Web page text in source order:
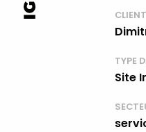
CLIENT
TYPE
Site